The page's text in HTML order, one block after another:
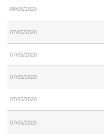
08/06/2020
07/05/2020
07/05/2020
07/05/2020
07/05/2020
07/05/2020